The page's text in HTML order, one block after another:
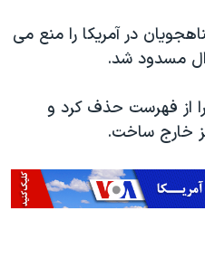
در آمریکا را منع می
مسدود شد.
از فهرست حذف کرد و
خارج ساخت.